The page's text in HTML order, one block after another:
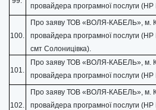
провайдера програмної послуги
100.
Про заяву ТОВ «ВОЛЯ-КАБЕЛЬ», м.
провайдера програмної послуги
смт Солоницівка).
101.
Про заяву ТОВ «ВОЛЯ-КАБЕЛЬ», м.
провайдера програмної послуги
102.
Про заяву ТОВ «ВОЛЯ-КАБЕЛЬ», м.
провайдера програмної послуги